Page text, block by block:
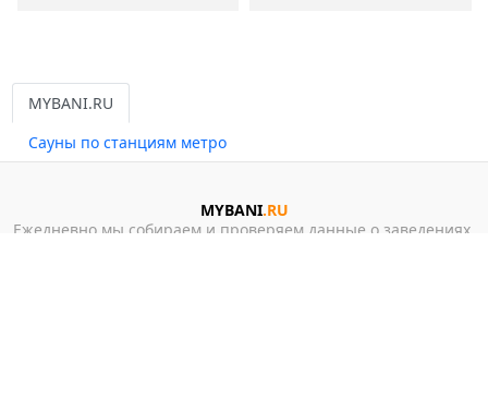
MYBANI.RU
Сауны по станциям метро
MYBANI.RU
Ежедневно мы собираем и проверяем данные о заведениях,